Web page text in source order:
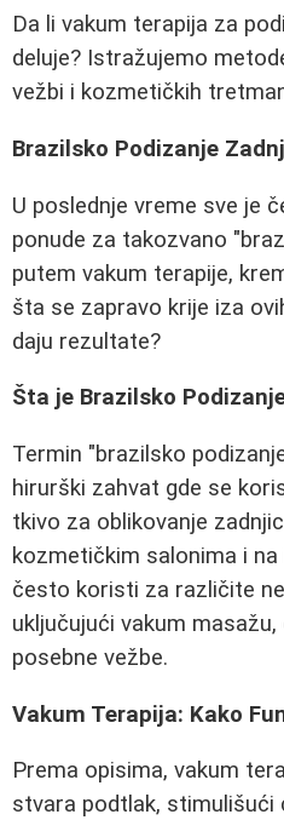
Da li vakum terapija za
deluje? Istražujemo
vežbi i kozmetičkih
Brazilsko Podizanje
U poslednje vreme sve je
ponude za takozvano
putem vakum terapije,
šta se zapravo krije iza
daju rezultate?
Šta je Brazilsko
Termin "brazilsko
hirurški zahvat gde se
tkivo za oblikovanje
kozmetičkim salonima i
često koristi za različite
uključujući vakum
posebne vežbe.
Vakum Terapija: Kako
Prema opisima, vakum
stvara podtlak, stimulišući